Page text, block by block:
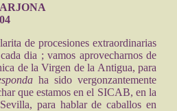
de procesiones extraordinarias
dia ; vamos aprovecharnos de
de la Virgen de la Antigua, para
ha sido vergonzantemente
que estamos en el SICAB, en la
para hablar de caballos en